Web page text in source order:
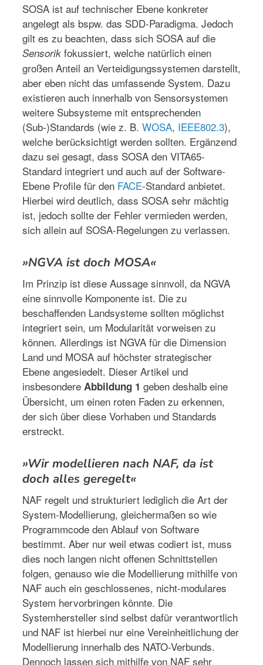
SOSA ist auf technischer Ebene konkreter
angelegt als bspw. das SDD-Paradigma. Jedoch
gilt es zu beachten, dass sich SOSA auf die
Sensorik fokussiert, welche natürlich einen
großen Anteil an Verteidigungssystemen darstellt,
aber eben nicht das umfassende System. Dazu
existieren auch innerhalb von Sensorsystemen
weitere Subsysteme mit entsprechenden
(Sub-)Standards (wie z. B. WOSA, IEEE802.3),
welche berücksichtigt werden sollten. Ergänzend
dazu sei gesagt, dass SOSA den VITA65-
Standard integriert und auch auf der Software-
Ebene Profile für den FACE-Standard anbietet.
Hierbei wird deutlich, dass SOSA sehr mächtig
ist, jedoch sollte der Fehler vermieden werden,
sich allein auf SOSA-Regelungen zu verlassen.
»NGVA ist doch MOSA«
Im Prinzip ist diese Aussage sinnvoll, da NGVA
eine sinnvolle Komponente ist. Die zu
beschaffenden Landsysteme sollten möglichst
integriert sein, um Modularität vorweisen zu
können. Allerdings ist NGVA für die Dimension
Land und MOSA auf höchster strategischer
Ebene angesiedelt. Dieser Artikel und
insbesondere Abbildung 1 geben deshalb eine
Übersicht, um einen roten Faden zu erkennen,
der sich über diese Vorhaben und Standards
erstreckt.
»Wir modellieren nach NAF, da ist
doch alles geregelt«
NAF regelt und strukturiert lediglich die Art der
System-Modellierung, gleichermaßen so wie
Programmcode den Ablauf von Software
bestimmt. Aber nur weil etwas codiert ist, muss
dies noch langen nicht offenen Schnittstellen
folgen, genauso wie die Modellierung mithilfe von
NAF auch ein geschlossenes, nicht-modulares
System hervorbringen könnte. Die
Systemhersteller sind selbst dafür verantwortlich
und NAF ist hierbei nur eine Vereinheitlichung der
Modellierung innerhalb des NATO-Verbunds.
Dennoch lassen sich mithilfe von NAF sehr